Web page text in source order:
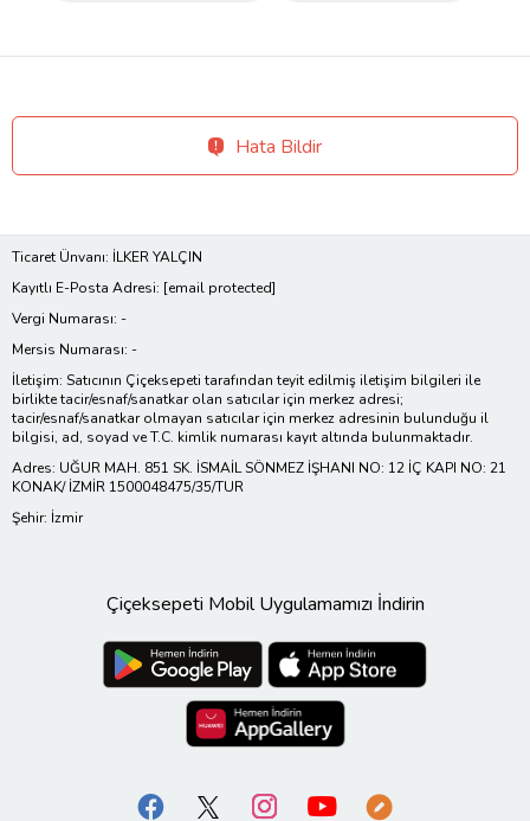
Hata Bildir
Ticaret Ünvanı: İLKER YALÇIN
Kayıtlı E-Posta Adresi: [email protected]
Vergi Numarası: -
Mersis Numarası: -
İletişim: Satıcının Çiçeksepeti tarafından teyit edilmiş iletişim bilgileri ile
birlikte tacir/esnaf/sanatkar olan satıcılar için merkez adresi;
tacir/esnaf/sanatkar olmayan satıcılar için merkez adresinin bulunduğu il
bilgisi, ad, soyad ve T.C. kimlik numarası kayıt altında bulunmaktadır.
Adres: UĞUR MAH. 851 SK. İSMAİL SÖNMEZ İŞHANI NO: 12 İÇ KAPI NO: 21
KONAK/ İZMİR 1500048475/35/TUR
Şehir: İzmir
Çiçeksepeti Mobil Uygulamamızı İndirin